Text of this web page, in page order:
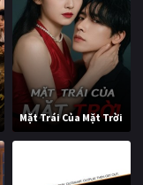
Mặt Trái Của Mặt Trời